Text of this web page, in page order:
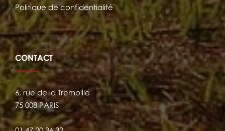
Politique de confidentialité
CONTACT
6, rue de la Tremoille
75 008 PARIS